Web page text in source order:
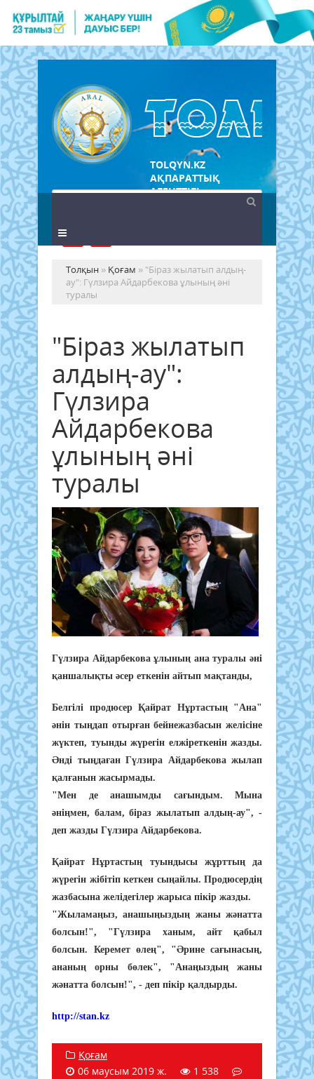
TOLQYN.KZ
АҚПАРАТТЫҚ
АГЕНТТІГІ
Толқын » Қоғам » "Біраз жылатып алдың-
ау": Гүлзира Айдарбекова ұлының әні
туралы
"Біраз жылатып
алдың-ау":
Гүлзира
Айдарбекова
ұлының әні
туралы
Гүлзира Айдарбекова ұлының ана туралы әні
қаншалықты әсер еткенін айтып мақтанды,
Белгілі продюсер Қайрат Нұртастың "Ана"
әнін тыңдап отырған бейнежазбасын желісіне
жүктеп, туынды жүрегін елжіреткенін жазды.
Әнді тыңдаған Гүлзира Айдарбекова жылап
қалғанын жасырмады.
"Мен де анашымды сағындым. Мына
әніңмен, балам, біраз жылатып алдың-ау", -
деп жазды Гүлзира Айдарбекова.
Қайрат Нұртастың туындысы жұрттың да
жүрегін жібітіп кеткен сыңайлы. Продюсердің
жазбасына желідегілер жарыса пікір жазды.
"Жыламаңыз, анашыңыздың жаны жәнатта
болсын!", "Гүлзира ханым, айт қабыл
болсын. Керемет өлең", "Әрине сағынасың,
ананың орны бөлек", "Анаңыздың жаны
жәнатта болсын!", - деп пікір қалдырды.
http://stan.kz
Қоғам
06 маусым 2019 ж.
1 538